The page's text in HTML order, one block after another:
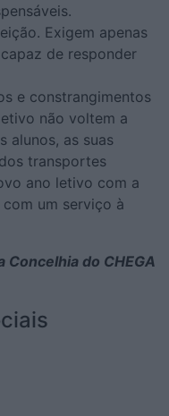
Exigem apenas
de responder
e constrangimentos
não voltem a
alunos, as suas
transportes
ano letivo com a
um serviço à
Concelhia do CHEGA